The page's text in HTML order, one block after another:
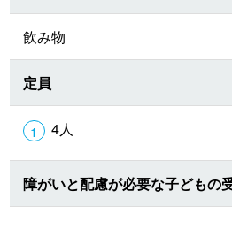
飲み物
定員
4人
障がいと配慮が必要な子どもの